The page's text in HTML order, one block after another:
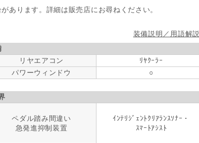
あります。詳細は販売店にお尋ねください。
装備説明／用語解説
リヤエアコン
ﾘﾔｸｰﾗｰ
パワーウィンドウ
○
ペダル踏み間違い
急発進抑制装置
ｲﾝﾃﾘｼﾞｪﾝﾄｸﾘｱﾗﾝｽｿﾅｰ・
ｽﾏｰﾄｱｼｽﾄ